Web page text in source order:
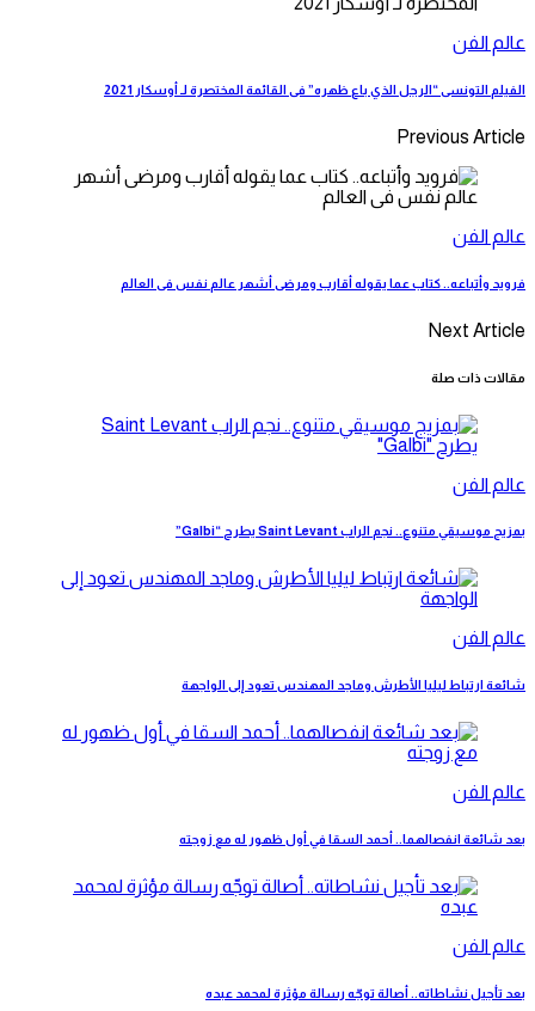
عالم الفن
الفيلم التونسى “الرجل الذي باع ظهره” فى القائمة المختصرة لـ أوسكار 2021
Previous Article
عالم الفن
فرويد وأتباعه.. كتاب عما يقوله أقارب ومرضى أشهر عالم نفس فى العالم
Next Article
مقالات ذات صلة
عالم الفن
بمزيج موسيقي متنوع.. نجم الراب Saint Levant يطرح “Galbi”
عالم الفن
شائعة ارتباط ليليا الأطرش وماجد المهندس تعود إلى الواجهة
عالم الفن
بعد شائعة انفصالهما.. أحمد السقا في أول ظهور له مع زوجته
عالم الفن
بعد تأجيل نشاطاته.. أصالة توجّه رسالة مؤثرة لمحمد عبده